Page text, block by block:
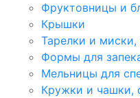
Фруктовницы и
Крышки
Тарелки и
Формы для
Мельницы для
Кружки и чашки,